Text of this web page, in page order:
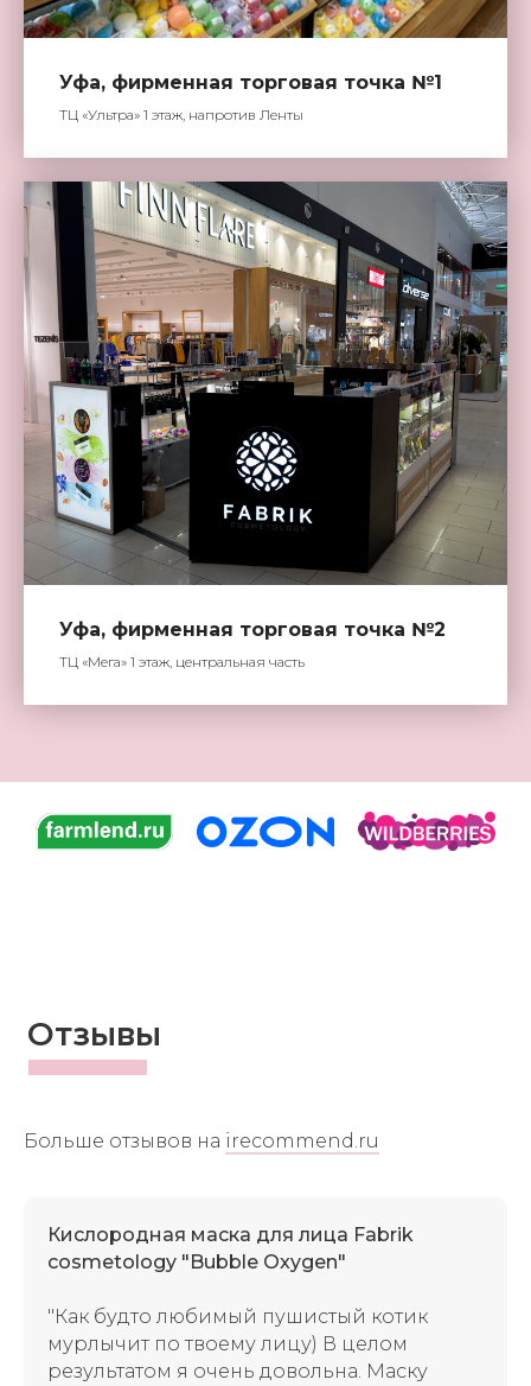
Уфа, фирменная торговая точка №1
ТЦ «Ультра» 1 этаж, напротив Ленты
Уфа, фирменная торговая точка №2
ТЦ «Мега» 1 этаж, центральная часть
Отзывы
Больше отзывов на irecommend.ru
Кислородная маска для лица Fabrik
cosmetology "Bubble Oxygen"
"Как будто любимый пушистый котик
мурлычит по твоему лицу) В целом
результатом я очень довольна. Маску